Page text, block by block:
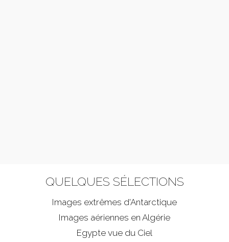
QUELQUES SÉLECTIONS
Images extrêmes d'Antarctique
Images aériennes en Algérie
Egypte vue du Ciel